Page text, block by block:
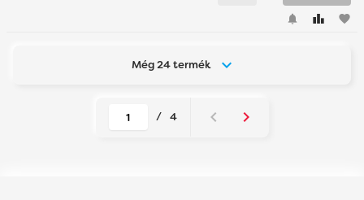
favorite
Még 24 termék
/ 4